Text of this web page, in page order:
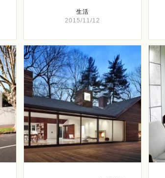
生活
2015/11/12